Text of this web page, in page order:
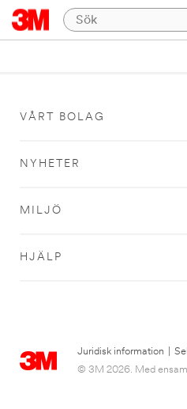
VÅRT BOLAG
NYHETER
MILJÖ
HJÄLP
Juridisk information
© 3M 2026. Med